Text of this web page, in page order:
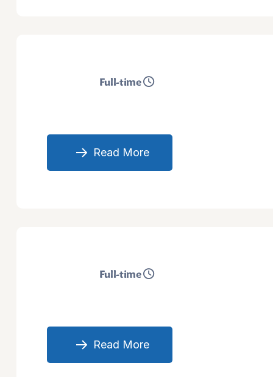
Full-time
Read More
Full-time
Read More